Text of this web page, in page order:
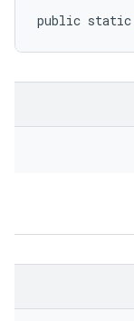
public static